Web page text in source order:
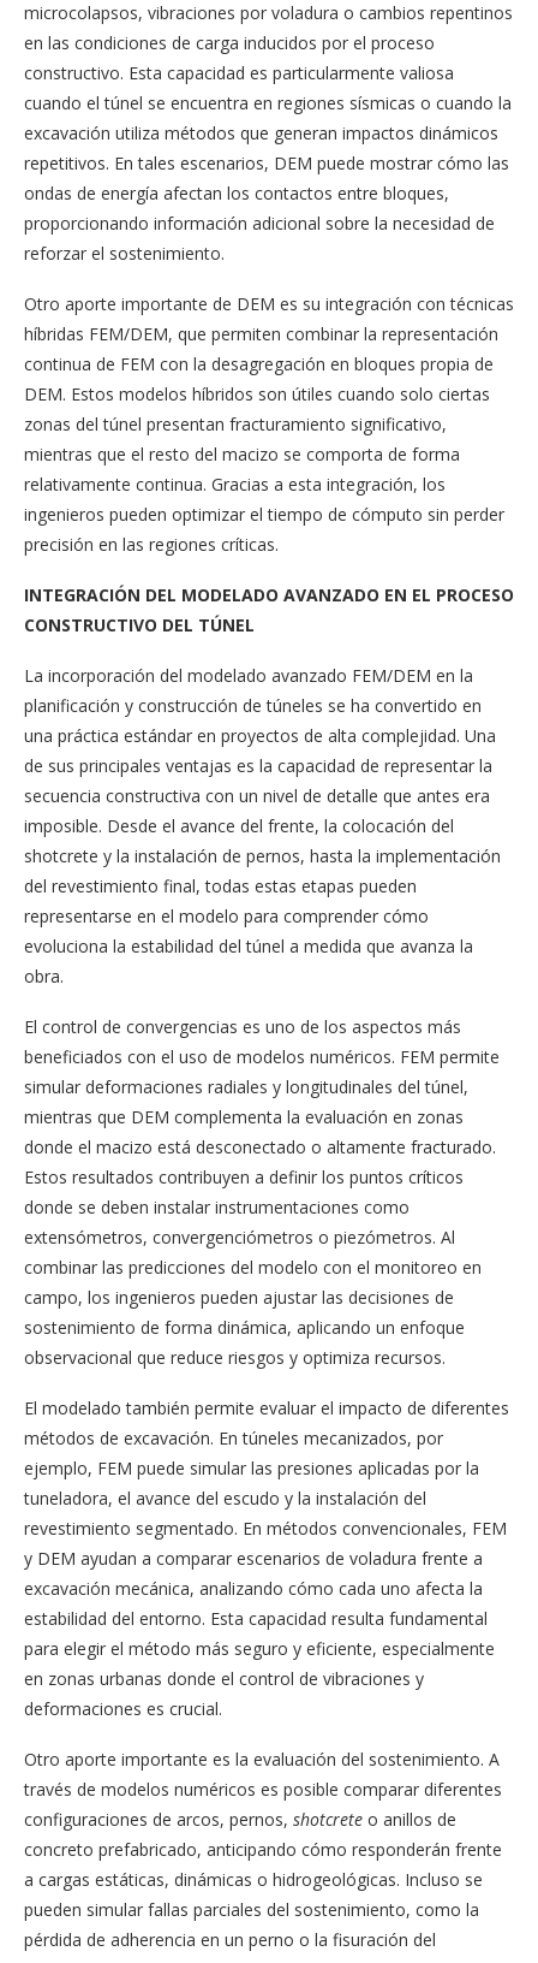
microcolapsos, vibraciones por voladura o cambios repentinos
en las condiciones de carga inducidos por el proceso
constructivo. Esta capacidad es particularmente valiosa
cuando el túnel se encuentra en regiones sísmicas o cuando la
excavación utiliza métodos que generan impactos dinámicos
repetitivos. En tales escenarios, DEM puede mostrar cómo las
ondas de energía afectan los contactos entre bloques,
proporcionando información adicional sobre la necesidad de
reforzar el sostenimiento.
Otro aporte importante de DEM es su integración con técnicas
híbridas FEM/DEM, que permiten combinar la representación
continua de FEM con la desagregación en bloques propia de
DEM. Estos modelos híbridos son útiles cuando solo ciertas
zonas del túnel presentan fracturamiento significativo,
mientras que el resto del macizo se comporta de forma
relativamente continua. Gracias a esta integración, los
ingenieros pueden optimizar el tiempo de cómputo sin perder
precisión en las regiones críticas.
INTEGRACIÓN DEL MODELADO AVANZADO EN EL PROCESO
CONSTRUCTIVO DEL TÚNEL
La incorporación del modelado avanzado FEM/DEM en la
planificación y construcción de túneles se ha convertido en
una práctica estándar en proyectos de alta complejidad. Una
de sus principales ventajas es la capacidad de representar la
secuencia constructiva con un nivel de detalle que antes era
imposible. Desde el avance del frente, la colocación del
shotcrete y la instalación de pernos, hasta la implementación
del revestimiento final, todas estas etapas pueden
representarse en el modelo para comprender cómo
evoluciona la estabilidad del túnel a medida que avanza la
obra.
El control de convergencias es uno de los aspectos más
beneficiados con el uso de modelos numéricos. FEM permite
simular deformaciones radiales y longitudinales del túnel,
mientras que DEM complementa la evaluación en zonas
donde el macizo está desconectado o altamente fracturado.
Estos resultados contribuyen a definir los puntos críticos
donde se deben instalar instrumentaciones como
extensómetros, convergenciómetros o piezómetros. Al
combinar las predicciones del modelo con el monitoreo en
campo, los ingenieros pueden ajustar las decisiones de
sostenimiento de forma dinámica, aplicando un enfoque
observacional que reduce riesgos y optimiza recursos.
El modelado también permite evaluar el impacto de diferentes
métodos de excavación. En túneles mecanizados, por
ejemplo, FEM puede simular las presiones aplicadas por la
tuneladora, el avance del escudo y la instalación del
revestimiento segmentado. En métodos convencionales, FEM
y DEM ayudan a comparar escenarios de voladura frente a
excavación mecánica, analizando cómo cada uno afecta la
estabilidad del entorno. Esta capacidad resulta fundamental
para elegir el método más seguro y eficiente, especialmente
en zonas urbanas donde el control de vibraciones y
deformaciones es crucial.
Otro aporte importante es la evaluación del sostenimiento. A
través de modelos numéricos es posible comparar diferentes
configuraciones de arcos, pernos, shotcrete o anillos de
concreto prefabricado, anticipando cómo responderán frente
a cargas estáticas, dinámicas o hidrogeológicas. Incluso se
pueden simular fallas parciales del sostenimiento, como la
pérdida de adherencia en un perno o la fisuración del